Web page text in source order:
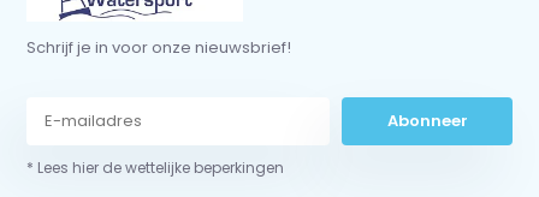
Schrijf je in voor onze nieuwsbrief!
Abonneer
* Lees hier de wettelijke beperkingen